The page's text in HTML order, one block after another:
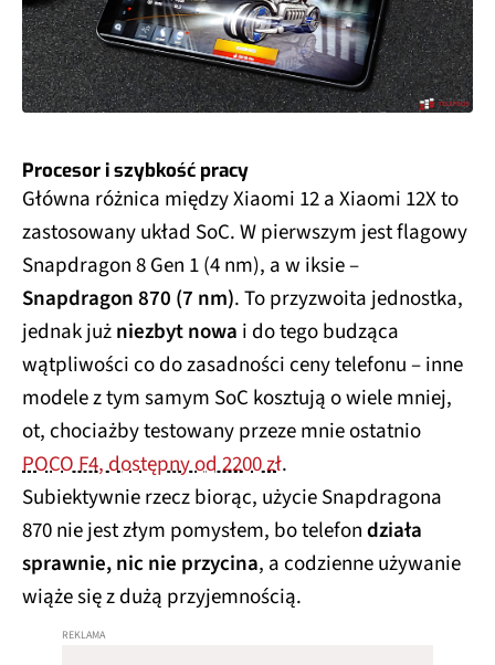
Procesor i szybkość pracy
Główna różnica między Xiaomi 12 a Xiaomi 12X to
zastosowany układ SoC. W pierwszym jest flagowy
Snapdragon 8 Gen 1 (4 nm), a w iksie –
Snapdragon 870 (7 nm). To przyzwoita jednostka,
jednak jużniezbyt nowa i do tego budząca
wątpliwości co do zasadności ceny telefonu – inne
modele z tym samym SoC kosztują o wiele mniej,
ot, chociażby testowany przeze mnie ostatnio
POCO F4, dostępny od 2200 zł.
Subiektywnie rzecz biorąc, użycie Snapdragona
870 nie jest złym pomysłem, bo telefondziała
sprawnie, nic nie przycina, a codzienne używanie
wiąże się z dużą przyjemnością.